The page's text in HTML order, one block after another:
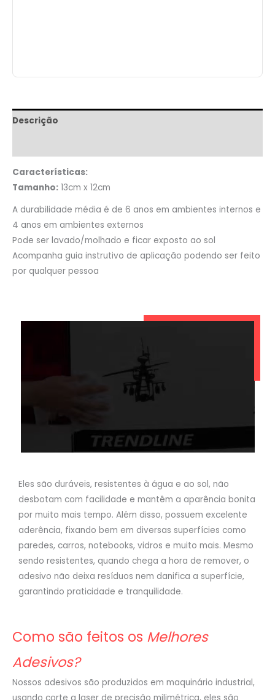
Descrição
Características:
Tamanho: 13cm x 12cm
A durabilidade média é de 6 anos em ambientes internos e
4 anos em ambientes externos
Pode ser lavado/molhado e ficar exposto ao sol
Acompanha guia instrutivo de aplicação podendo ser feito
por qualquer pessoa
Eles são duráveis, resistentes à água e ao sol, não
desbotam com facilidade e mantêm a aparência bonita
por muito mais tempo. Além disso, possuem excelente
aderência, fixando bem em diversas superfícies como
paredes, carros, notebooks, vidros e muito mais. Mesmo
sendo resistentes, quando chega a hora de remover, o
adesivo não deixa resíduos nem danifica a superfície,
garantindo praticidade e tranquilidade.
Como são feitos os Melhores
Adesivos?
Nossos adesivos são produzidos em maquinário industrial,